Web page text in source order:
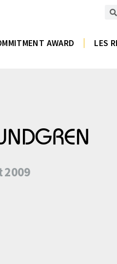
AWARD LES
2009